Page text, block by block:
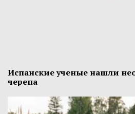
Испанские ученые нашли
черепа